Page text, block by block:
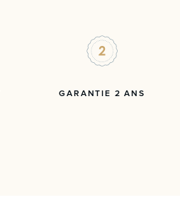
GARANTIE 2 ANS